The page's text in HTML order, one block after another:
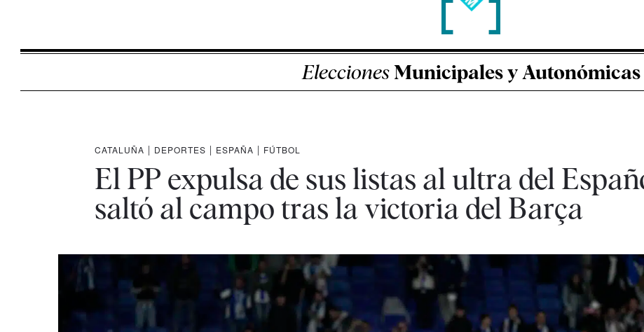
EleccionesMunicipales y Autonómicas
CATALUÑA | DEPORTES | ESPAÑA | FÚTBOL
El PP expulsa de sus listas al ultra del
saltó al campo tras la victoria del Barça